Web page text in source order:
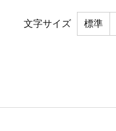
文字サイズ 標準